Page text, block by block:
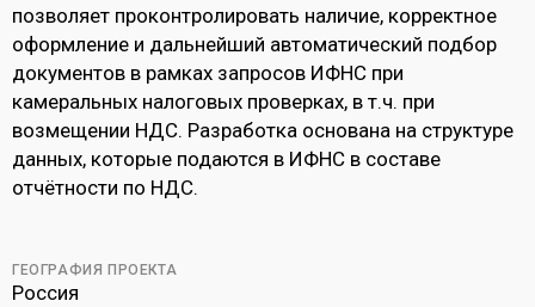
позволяет проконтролировать наличие, корректное
оформление и дальнейший автоматический подбор
документов в рамках запросов ИФНС при
камеральных налоговых проверках, в т.ч. при
возмещении НДС. Разработка основана на структуре
данных, которые подаются в ИФНС в составе
отчётности по НДС.
ГЕОГРАФИЯ ПРОЕКТА
Россия